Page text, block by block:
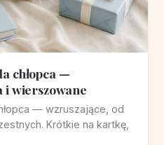
chłopca —
i wierszowane
— wzruszające, od
Krótkie na kartkę,